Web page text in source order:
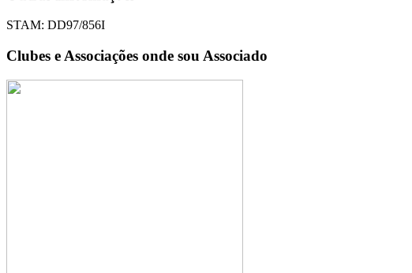
STAM: DD97/856I
Clubes e Associações onde sou Associado